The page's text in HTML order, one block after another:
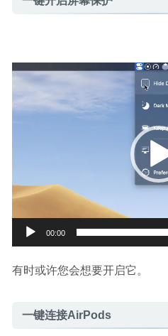
视
播
00:00
有时或许您会想要开启它。
一键连接AirPods